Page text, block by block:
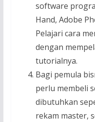
software
Hand, Adobe
Pelajari cara
dengan
tutorialnya.
Bagi pemula
perlu membeli
dibutuhkan
rekam master,